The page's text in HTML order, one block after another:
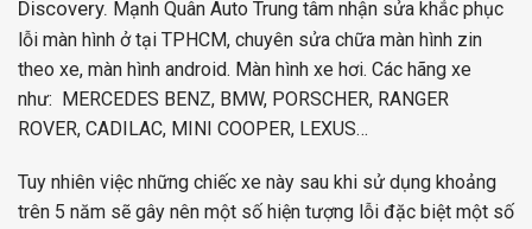
Discovery. Mạnh Quân Auto Trung tâm nhận sửa khắc phục
lỗi màn hình ở tại TPHCM, chuyên sửa chữa màn hình zin
theo xe, màn hình android. Màn hình xe hơi. Các hãng xe
như: MERCEDES BENZ, BMW, PORSCHER, RANGER
ROVER, CADILAC, MINI COOPER, LEXUS…
Tuy nhiên việc những chiếc xe này sau khi sử dụng khoảng
trên 5 năm sẽ gây nên một số hiện tượng lỗi đặc biệt một số